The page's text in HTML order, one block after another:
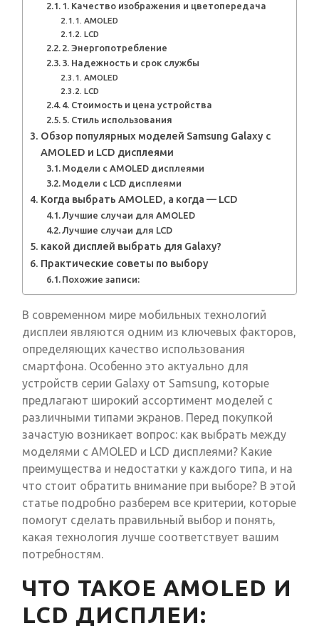
1. Качество изображения и цветопередача
AMOLED
LCD
2. Энергопотребление
3. Надежность и срок службы
AMOLED
LCD
4. Стоимость и цена устройства
5. Стиль использования
Обзор популярных моделей Samsung Galaxy с
AMOLED и LCD дисплеями
Модели с AMOLED дисплеями
Модели с LCD дисплеями
Когда выбрать AMOLED, а когда — LCD
Лучшие случаи для AMOLED
Лучшие случаи для LCD
какой дисплей выбрать для Galaxy?
Практические советы по выбору
Похожие записи:
В современном мире мобильных технологий
дисплеи являются одним из ключевых факторов,
определяющих качество использования
смартфона. Особенно это актуально для
устройств серии Galaxy от Samsung, которые
предлагают широкий ассортимент моделей с
различными типами экранов. Перед покупкой
зачастую возникает вопрос: как выбрать между
моделями с AMOLED и LCD дисплеями? Какие
преимущества и недостатки у каждого типа, и на
что стоит обратить внимание при выборе? В этой
статье подробно разберем все критерии, которые
помогут сделать правильный выбор и понять,
какая технология лучше соответствует вашим
потребностям.
ЧТО ТАКОЕ AMOLED И
LCD ДИСПЛЕИ: